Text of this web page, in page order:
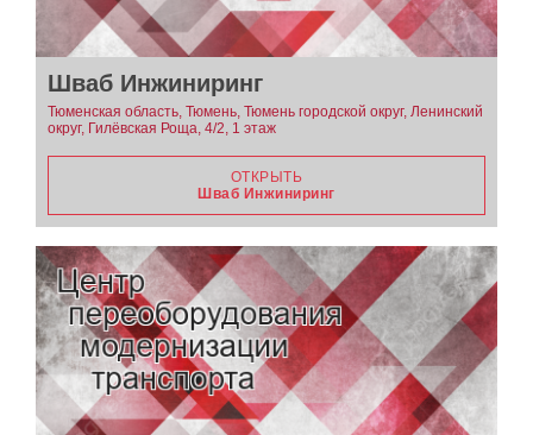
Шваб Инжиниринг
Тюменская область, Тюмень, Тюмень городской округ, Ленинский
округ, Гилёвская Роща, 4/2, 1 этаж
ОТКРЫТЬ
Шваб Инжиниринг